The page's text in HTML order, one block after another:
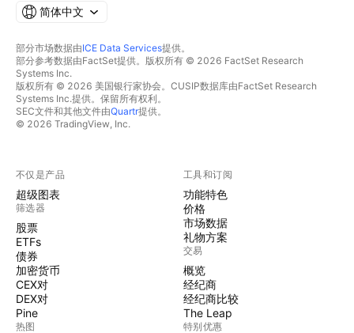
简体中文
部分市场数据由ICE Data Services提供。
部分参考数据由FactSet提供。版权所有 © 2026 FactSet Research
Systems Inc.
版权所有 © 2026 美国银行家协会。CUSIP数据库由FactSet Research
Systems Inc.提供。保留所有权利。
SEC文件和其他文件由Quartr提供。
© 2026 TradingView, Inc.
不仅是产品
超级图表
筛选器
股票
ETFs
债券
加密货币
CEX对
DEX对
Pine
热图
工具和订阅
功能特色
价格
市场数据
礼物方案
交易
概览
经纪商
经纪商比较
The Leap
特别优惠